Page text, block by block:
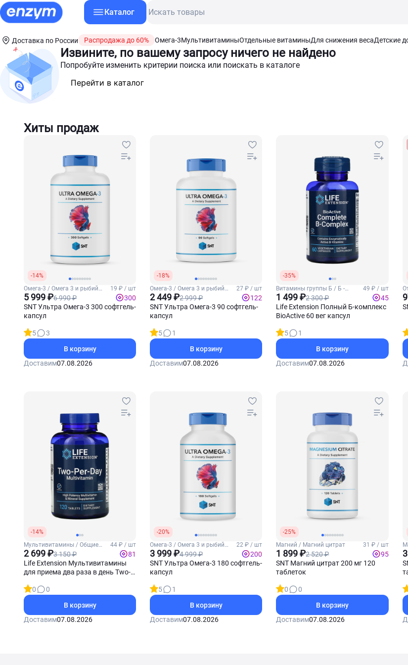
Каталог
Доставка по России Распродажа до 60% Омега-3МультивитаминыОтдельные витаминыДля снижения весаДетские
Извините, по вашему запросу ничего не найдено
Попробуйте изменить критерии поиска или поискать в каталоге
Перейти в каталог
Хиты продаж
-14%
Омега-3 / Омега 3 и рыбий
жир
19 ₽ / шт
5 999 ₽6 990 ₽
300
SNT Ультра Омега-3 300 софтгель-
капсул
5
3
В корзину
Доставим07.08.2026
-18%
Омега-3 / Омега 3 и рыбий
жир
27 ₽ / шт
2 449 ₽2 999 ₽
122
SNT Ультра Омега-3 90 софтгель-
капсул
5
1
В корзину
Доставим07.08.2026
-35%
Витамины группы Б / Б -
комплекс
49 ₽ / шт
1 499 ₽2 300 ₽
45
Life Extension Полный Б-комплекс
BioActive 60 вег капсул
5
1
В корзину
Доставим07.08.2026
-14%
Мультивитамины / Общие
витамины
44 ₽ / шт
2 699 ₽3 150 ₽
81
Life Extension Мультивитамины
для приема два раза в день Two-
0
0
В корзину
Доставим07.08.2026
-20%
Омега-3 / Омега 3 и рыбий
жир
22 ₽ / шт
3 999 ₽4 999 ₽
200
SNT Ультра Омега-3 180 софтгель-
капсул
5
1
В корзину
Доставим07.08.2026
-25%
Магний / Магний цитрат
31 ₽ / шт
1 899 ₽2 520 ₽
95
SNT Магний цитрат 200 мг 120
таблеток
0
0
В корзину
Доставим07.08.2026